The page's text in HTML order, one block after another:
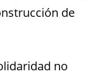
de
no